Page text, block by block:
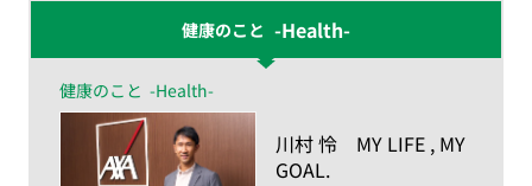
健康のこと -Health-
健康のこと -Health-
​川村 怜 MY LIFE , MY
GOAL.